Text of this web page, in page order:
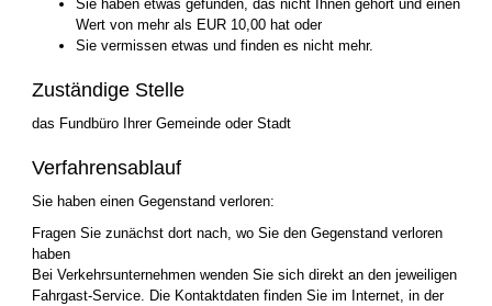
Sie haben etwas gefunden, das nicht Ihnen gehört und einen
Wert von mehr als EUR 10,00 hat oder
Sie vermissen etwas und finden es nicht mehr.
Zuständige Stelle
das Fundbüro Ihrer Gemeinde oder Stadt
Verfahrensablauf
Sie haben einen Gegenstand verloren:
Fragen Sie zunächst dort nach, wo Sie den Gegenstand verloren
haben
Bei Verkehrsunternehmen wenden Sie sich direkt an den jeweiligen
Fahrgast-Service. Die Kontaktdaten finden Sie im Internet, in der